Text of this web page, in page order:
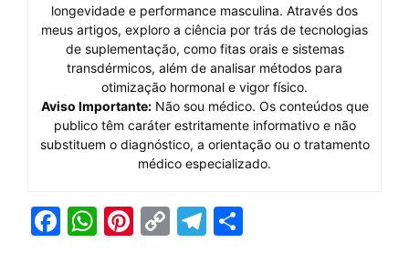
longevidade e performance masculina. Através dos
meus artigos, exploro a ciência por trás de tecnologias
de suplementação, como fitas orais e sistemas
transdérmicos, além de analisar métodos para
otimização hormonal e vigor físico.
Aviso Importante:Não sou médico. Os conteúdos que
publico têm caráter estritamente informativo e não
substituem o diagnóstico, a orientação ou o tratamento
médico especializado.
F
W Pi C
T